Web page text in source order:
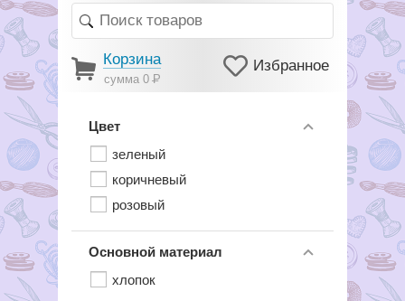
Корзина
сумма 0Р
Избранное
Цвет
зеленый
коричневый
розовый
Основной материал
хлопок